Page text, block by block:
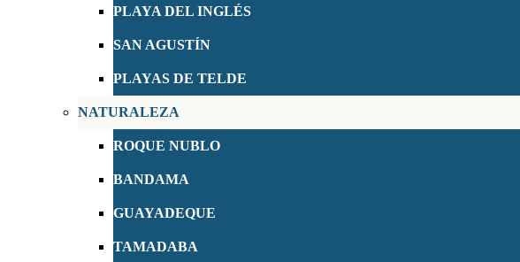
PLAYA DEL INGLÉS
SAN AGUSTÍN
PLAYAS DE TELDE
NATURALEZA
ROQUE NUBLO
BANDAMA
GUAYADEQUE
TAMADABA